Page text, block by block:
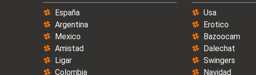
España
Argentina
Mexico
Amistad
Ligar
Colombia
Usa
Erotico
Bazoocam
Dalechat
Swingers
Navidad